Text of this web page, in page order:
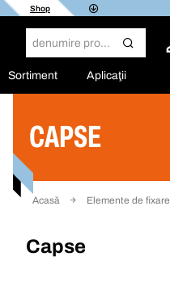
Shop
Sortiment Aplicaţii
CAPSE
Acasă Elemente de fixare
Capse
Filtru